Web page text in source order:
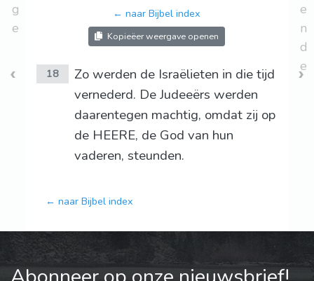
g
e
← naar Bijbel index
Kopieëer weergave openen
18
Zo werden de Israëlieten in die tijd
vernederd. De Judeeërs werden
daarentegen machtig, omdat zij op
de HEERE, de God van hun
vaderen, steunden.
← naar Bijbel index
e
n
d
e